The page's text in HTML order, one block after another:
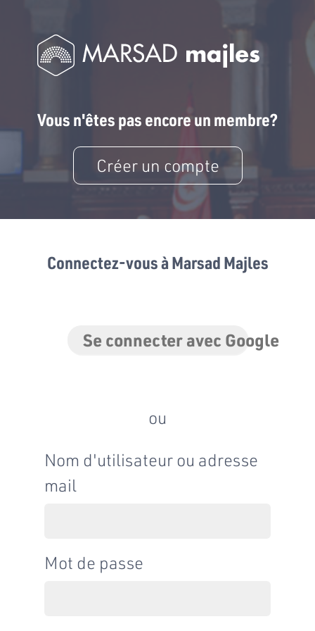
Vous n'êtes pas encore un membre?
Créer un compte
Connectez-vous à Marsad Majles
Se connecter avec Google
ou
Nom d'utilisateur ou adresse
mail
Mot de passe